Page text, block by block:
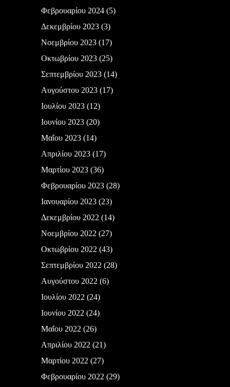
Φεβρουαρίου 2024(5)
Δεκεμβρίου 2023(3)
Νοεμβρίου 2023(17)
Οκτωβρίου 2023(25)
Σεπτεμβρίου 2023(14)
Αυγούστου 2023(17)
Ιουλίου 2023(12)
Ιουνίου 2023(20)
Μαΐου 2023(14)
Απριλίου 2023(17)
Μαρτίου 2023(36)
Φεβρουαρίου 2023(28)
Ιανουαρίου 2023(23)
Δεκεμβρίου 2022 (14)
Νοεμβρίου 2022 (27)
Οκτωβρίου 2022 (43)
Σεπτεμβρίου 2022 (28)
Αυγούστου 2022 (6)
Ιουλίου 2022 (24)
Ιουνίου 2022 (24)
Μαΐου 2022 (26)
Απριλίου 2022 (21)
Μαρτίου 2022 (27)
Φεβρουαρίου 2022 (29)